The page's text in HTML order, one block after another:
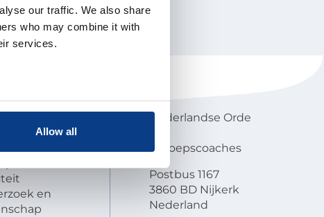
our traffic. We also share
who may combine it with
services.
Allow all
en
Nederlandse Orde
Beroepscoaches
Postbus 1167
3860 BD Nijkerk
Nederland